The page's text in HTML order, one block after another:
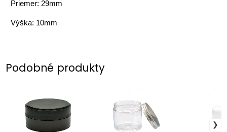
Priemer: 29mm
Výška: 10mm
Podobné produkty